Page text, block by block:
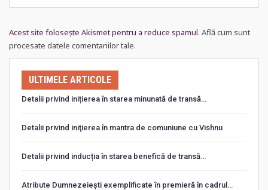
Acest site folosește Akismet pentru a reduce spamul. Află cum sunt
procesate datele comentariilor tale.
ULTIMELE ARTICOLE
Detalii privind inițierea în starea minunată de transă…
Detalii privind iniţierea în mantra de comuniune cu Vishnu
Detalii privind inducția în starea benefică de transă…
Atribute Dumnezeiești exemplificate în premieră în cadrul…